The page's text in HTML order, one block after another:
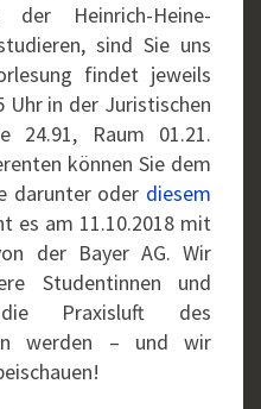
Heinrich-Heine-
sind Sie uns
findet jeweils
Uhr in der Juristischen
24.91, Raum 01.21.
können Sie dem
darunter oder diesem
es am 11.10.2018 mit
der Bayer AG. Wir
Studentinnen und
Praxisluft des
werden – und wir